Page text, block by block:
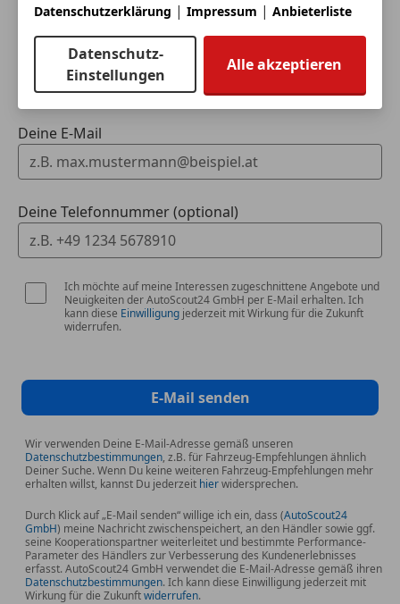
Dein Name
Deine E-Mail
Deine Telefonnummer (optional)
Ich möchte auf meine Interessen zugeschnittene Angebote und
Neuigkeiten der AutoScout24 GmbH per E-Mail erhalten. Ich
kann diese Einwilligung jederzeit mit Wirkung für die Zukunft
widerrufen.
E-Mail senden
Wir verwenden Deine E-Mail-Adresse gemäß unseren
Datenschutzbestimmungen, z.B. für Fahrzeug-Empfehlungen ähnlich
Deiner Suche. Wenn Du keine weiteren Fahrzeug-Empfehlungen mehr
erhalten willst, kannst Du jederzeit hierwidersprechen.
Durch Klick auf „E-Mail senden“ willige ich ein, dass (AutoScout24
GmbH) meine Nachricht zwischenspeichert, an den Händler sowie ggf.
seine Kooperationspartner weiterleitet und bestimmte Performance-
Parameter des Händlers zur Verbesserung des Kundenerlebnisses
erfasst. AutoScout24 GmbH verwendet die E-Mail-Adresse gemäß ihren
Datenschutzbestimmungen. Ich kann diese Einwilligung jederzeit mit
Wirkung für die Zukunftwiderrufen.
Datenschutzerklärung | Impressum | Anbieterliste
Datenschutz-
Einstellungen
Alle akzeptieren